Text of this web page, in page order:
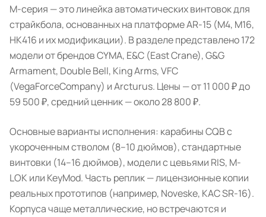
М-серия — это линейка автоматических винтовок для
страйкбола, основанных на платформе AR-15 (M4, M16,
HK416 и их модификации). В разделе представлено 172
модели от брендов CYMA, E&C (East Crane), G&G
Armament, Double Bell, King Arms, VFC
(VegaForceCompany) и Arcturus. Цены — от 11 000 ₽ до
59 500 ₽, средний ценник — около 28 800 ₽.
Основные варианты исполнения: карабины CQB с
укороченным стволом (8–10 дюймов), стандартные
винтовки (14–16 дюймов), модели с цевьями RIS, M-
LOK или KeyMod. Часть реплик — лицензионные копии
реальных прототипов (например, Noveske, KAC SR-16).
Корпуса чаще металлические, но встречаются и